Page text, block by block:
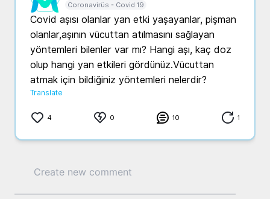
Coronavirüs - Covid 19
Covid aşısı olanlar yan etki yaşayanlar, pişman
olanlar,aşının vücuttan atılmasını sağlayan
yöntemleri bilenler var mı? Hangi aşı, kaç doz
olup hangi yan etkileri gördünüz.Vücuttan
atmak için bildiğiniz yöntemleri nelerdir?
Translate
4 0 10 1